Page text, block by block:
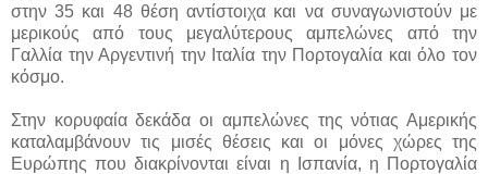
στην 35 και 48 θέση αντίστοιχα και να συναγωνιστούν με
μερικούς από τους μεγαλύτερους αμπελώνες από την
Γαλλία την Αργεντινή την Ιταλία την Πορτογαλία και όλο τον
κόσμο.
Στην κορυφαία δεκάδα οι αμπελώνες της νότιας Αμερικής
καταλαμβάνουν τις μισές θέσεις και οι μόνες χώρες της
Ευρώπης που διακρίνονται είναι η Ισπανία, η Πορτογαλία